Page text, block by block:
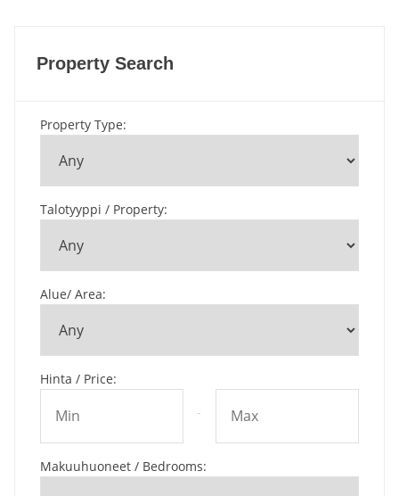
Property Search
Property Type:
Talotyyppi / Property:
Alue/ Area:
Hinta / Price:
-
Makuuhuoneet / Bedrooms: